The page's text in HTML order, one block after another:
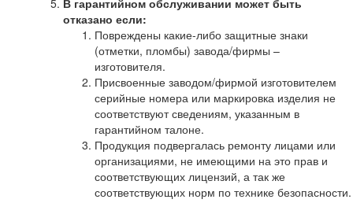
В гарантийном обслуживании может быть
отказано если:
Повреждены какие-либо защитные знаки
(отметки, пломбы) завода/фирмы –
изготовителя.
Присвоенные заводом/фирмой изготовителем
серийные номера или маркировка изделия не
соответствуют сведениям, указанным в
гарантийном талоне.
Продукция подвергалась ремонту лицами или
организациями, не имеющими на это прав и
соответствующих лицензий, а так же
соответствующих норм по технике безопасности.